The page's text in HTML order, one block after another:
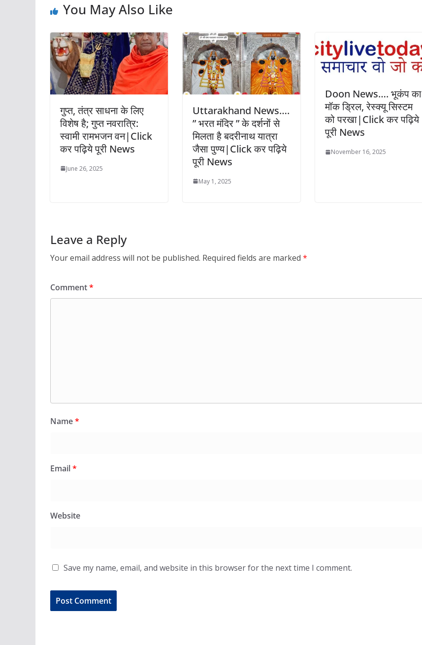
You May Also Like
गुप्त, तंत्र साधना के लिए
विशेष है; गुप्त नवरात्रि:
स्वामी रामभजन वन|Click
कर पढ़िये पूरी News
June 26, 2025
Uttarakhand News….
” भरत मंदिर ” के दर्शनों से
मिलता है बदरीनाथ यात्रा
जैसा पुण्य|Click कर पढ़िये
पूरी News
May 1, 2025
Doon News…. भूकंप का
मॉक ड्रिल, रेस्क्यू सिस्टम
को परखा|Click कर पढ़िये
पूरी News
November 16, 2025
Leave a Reply
Your email address will not be published. Required fields are marked *
Comment*
Name*
Email*
Website
Save my name, email, and website in this browser for the next time I comment.